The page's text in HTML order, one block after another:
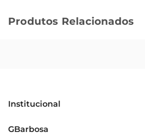
um ambiente sempre acolhedor.
verdes que realçam ainda
garante um visual
Produtos Relacionados
Institucional
GBarbosa